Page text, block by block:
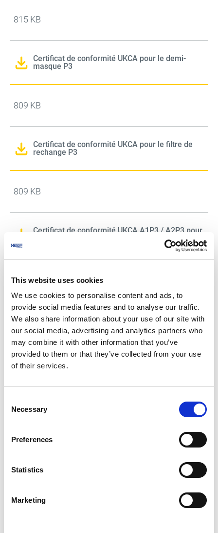
This website uses cookies
We use cookies to personalise content and ads, to
provide social media features and to analyse our traffic.
We also share information about your use of our site with
our social media, advertising and analytics partners who
may combine it with other information that you’ve
provided to them or that they’ve collected from your use
of their services.
Selection
Necessary
Preferences
Statistics
Marketing
815 KB
Certificat de conformité UKCA pour le demi-
masque P3
809 KB
Certificat de conformité UKCA pour le filtre de
rechange P3
809 KB
Certificat de conformité UKCA A1P3 / A2P3 pour
811 KB
Déclarations de conformité
Masque respiratoire Hengst P3